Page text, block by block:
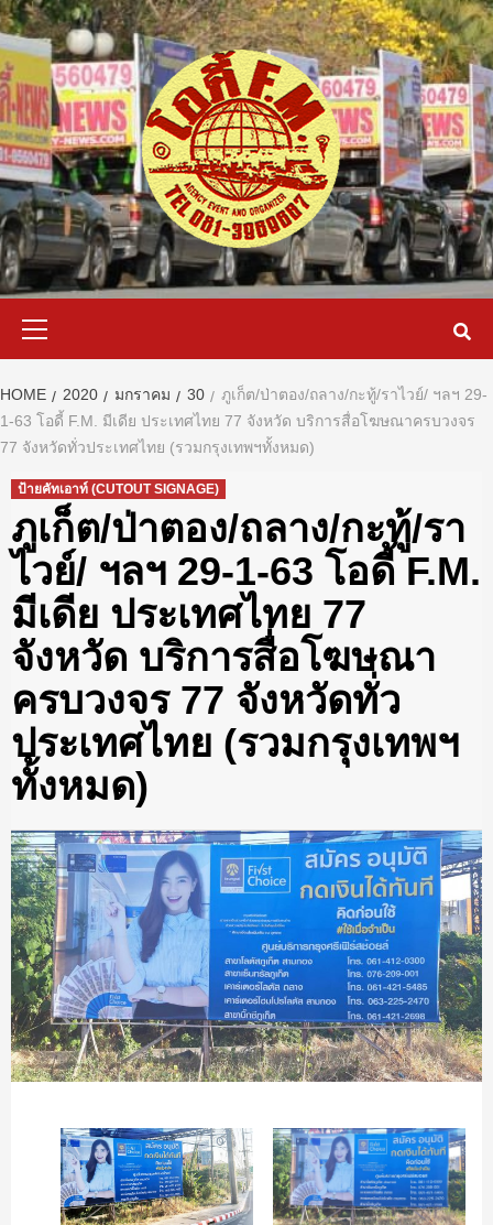
Skip
to
content
HOME 2020 มกราคม 30
ภูเก็ต/ป่าตอง/ถลาง/กะทู้/ราไวย์/ ฯลฯ 29-
1-63 โอดี้ F.M. มีเดีย ประเทศไทย 77 จังหวัด บริการสื่อโฆษณาครบวงจร
77 จังหวัดทั่วประเทศไทย (รวมกรุงเทพฯทั้งหมด)
ป้ายคัทเอาท์ (CUTOUT SIGNAGE)
ภูเก็ต/ป่าตอง/ถลาง/กะทู้/รา
ไวย์/ ฯลฯ 29-1-63 โอดี้ F.M.
มีเดีย ประเทศไทย 77
จังหวัด บริการสื่อโฆษณา
ครบวงจร 77 จังหวัดทั่ว
ประเทศไทย (รวมกรุงเทพฯ
ทั้งหมด)